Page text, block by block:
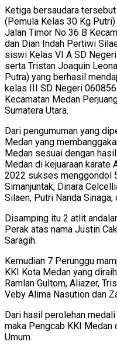
Ketiga bersaudara
(Pemula Kelas 30 Kg
Jalan Timor No 36 B
dan Dian Indah Pertiwi
siswi Kelas VI A SD
serta Tristan Joaquin
Putra) yang berhasil
kelas III SD Negeri
Kecamatan Medan
Sumatera Utara.
Dari pengumuman yang
Medan yang
Medan sesuai dengan
Medan di kejuaraan karate
2022 sukses menggondol
Simanjuntak, Dinara
Silaen, Putri Nanda Sinaga,
Disamping itu 2 atlit
Perak atas nama Justin
Saragih.
Kemudian 7 Perunggu
KKI Kota Medan yang
Ramlan Gultom, Aliazer,
Veby Alima Nasution dan
Dari hasil perolehan
maka Pengcab KKI Medan
Umum.